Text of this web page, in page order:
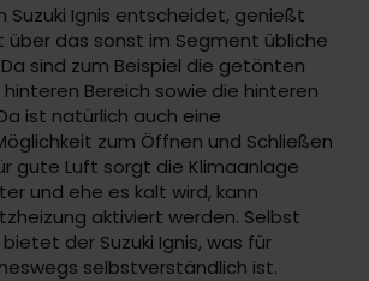
Suzuki Ignis entscheidet, genießt
über das sonst im Segment übliche
sind zum Beispiel die getönten
Bereich sowie die hinteren
ist natürlich auch eine
zum Öffnen und Schließen
gute Luft sorgt die Klimaanlage
und ehe es kalt wird, kann
aktiviert werden. Selbst
der Suzuki Ignis, was für
selbstverständlich ist.